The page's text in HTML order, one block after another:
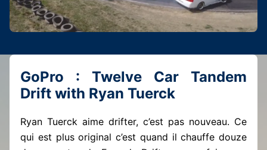
GoPro : Twelve Car Tandem
Drift with Ryan Tuerck
Ryan Tuerck aime drifter, c’est pas nouveau. Ce
qui est plus original c’est quand il chauffe douze